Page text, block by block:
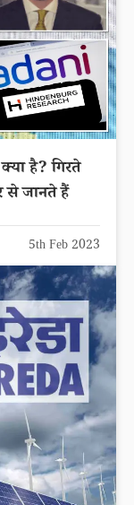
है? गिरते
से जानते हैं
5th Feb 2023